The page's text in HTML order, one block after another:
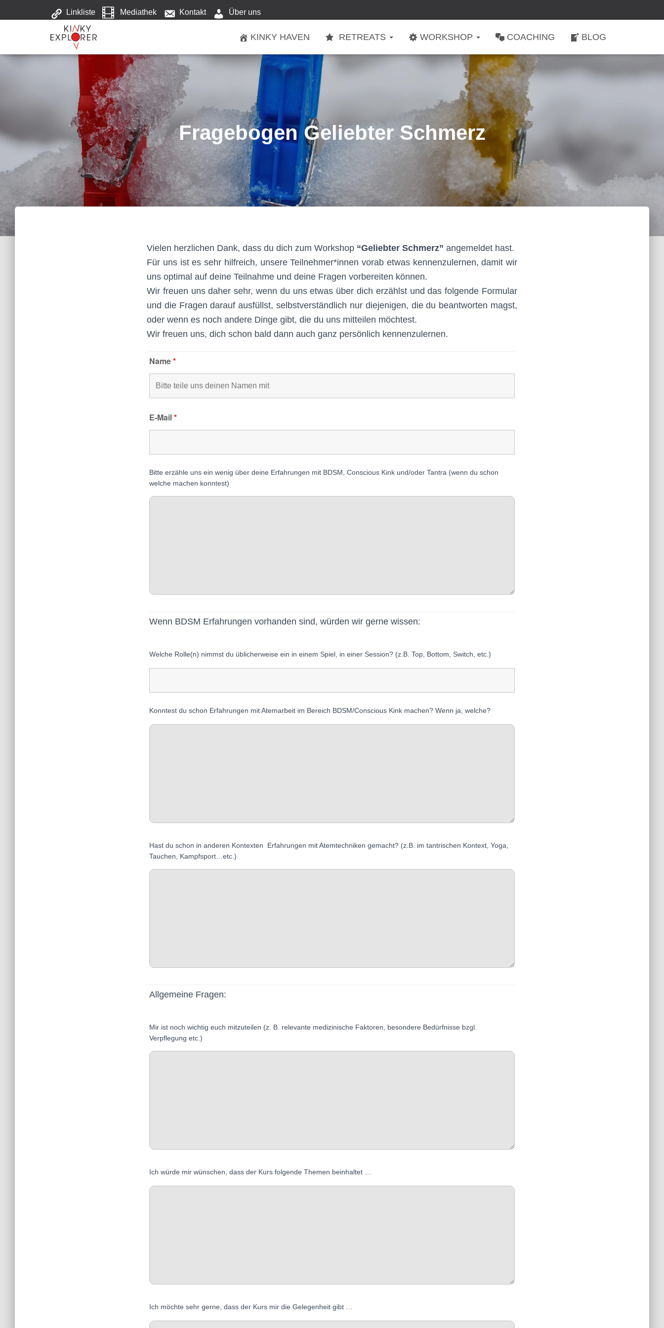
Linkliste Mediathek Kontakt Über uns
KINKY HAVEN RETREATS WORKSHOP COACHING BLOG
Fragebogen Geliebter Schmerz
Vielen herzlichen Dank, dass du dich zum Workshop “Geliebter Schmerz” angemeldet hast.
Für uns ist es sehr hilfreich, unsere Teilnehmer*innen vorab etwas kennenzulernen, damit wir
uns optimal auf deine Teilnahme und deine Fragen vorbereiten können.
Wir freuen uns daher sehr, wenn du uns etwas über dich erzählst und das folgende Formular
und die Fragen darauf ausfüllst, selbstverständlich nur diejenigen, die du beantworten magst,
oder wenn es noch andere Dinge gibt, die du uns mitteilen möchtest.
Wir freuen uns, dich schon bald dann auch ganz persönlich kennenzulernen.
Name*
E-Mail*
Bitte erzähle uns ein wenig über deine Erfahrungen mit BDSM, Conscious Kink und/oder Tantra (wenn du schon
welche machen konntest)
Wenn BDSM Erfahrungen vorhanden sind, würden wir gerne wissen:
Welche Rolle(n) nimmst du üblicherweise ein in einem Spiel, in einer Session? (z.B. Top, Bottom, Switch, etc.)
Konntest du schon Erfahrungen mit Atemarbeit im Bereich BDSM/Conscious Kink machen? Wenn ja, welche?
Hast du schon in anderen Kontexten Erfahrungen mit Atemtechniken gemacht? (z.B. im tantrischen Kontext, Yoga,
Tauchen, Kampfsport…etc.)
Allgemeine Fragen:
Mir ist noch wichtig euch mitzuteilen (z. B. relevante medizinische Faktoren, besondere Bedürfnisse bzgl.
Verpflegung etc.)
Ich würde mir wünschen, dass der Kurs folgende Themen beinhaltet …
Ich möchte sehr gerne, dass der Kurs mir die Gelegenheit gibt …